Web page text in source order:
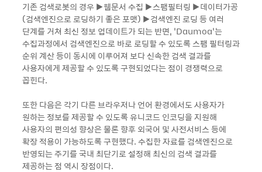
기존 검색로봇의 경우 ▶웹문서 수집 ▶스팸필터링 ▶데이터가공
(검색엔진으로 로딩하기 좋은 포맷) ▶검색엔진 로딩 등 여러
단계를 거쳐 최신 정보 업데이트가 되는 반면, ‘Daumoa’는
수집과정에서 검색엔진으로 바로 로딩할 수 있도록 스팸 필터링과
순위 계산 등이 동시에 이루어져 보다 신속한 검색 결과를
사용자에게 제공할 수 있도록 구현되었다는 점이 경쟁력으로
꼽힌다.
또한 다음은 각기 다른 브라우저나 언어 환경에서도 사용자가
원하는 정보를 제공할 수 있도록 유니코드 인코딩을 지원해
사용자의 편의성 향상은 물론 향후 외국어 및 사전서비스 등에
확장 적용이 가능하도록 구현했다. 수집한 자료를 검색엔진으로
반영되는 주기를 국내 최단기로 설정해 최신의 검색 결과를
제공하는 점 역시 장점이다.